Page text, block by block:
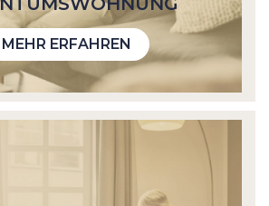
MEHR ERFAHREN